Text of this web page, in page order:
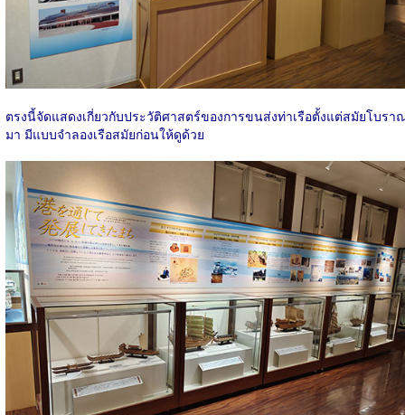
ตรงนี้จัดแสดงเกี่ยวกับประวัติศาสตร์ของการขนส่งท่าเรือตั้งแต่สมัยโบรา
มา มีแบบจำลองเรือสมัยก่อนให้ดูด้วย